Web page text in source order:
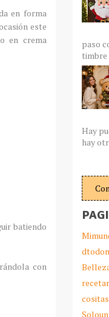
en forma
este
en crema
batiendo
con
paso
timbre
Hay
hay